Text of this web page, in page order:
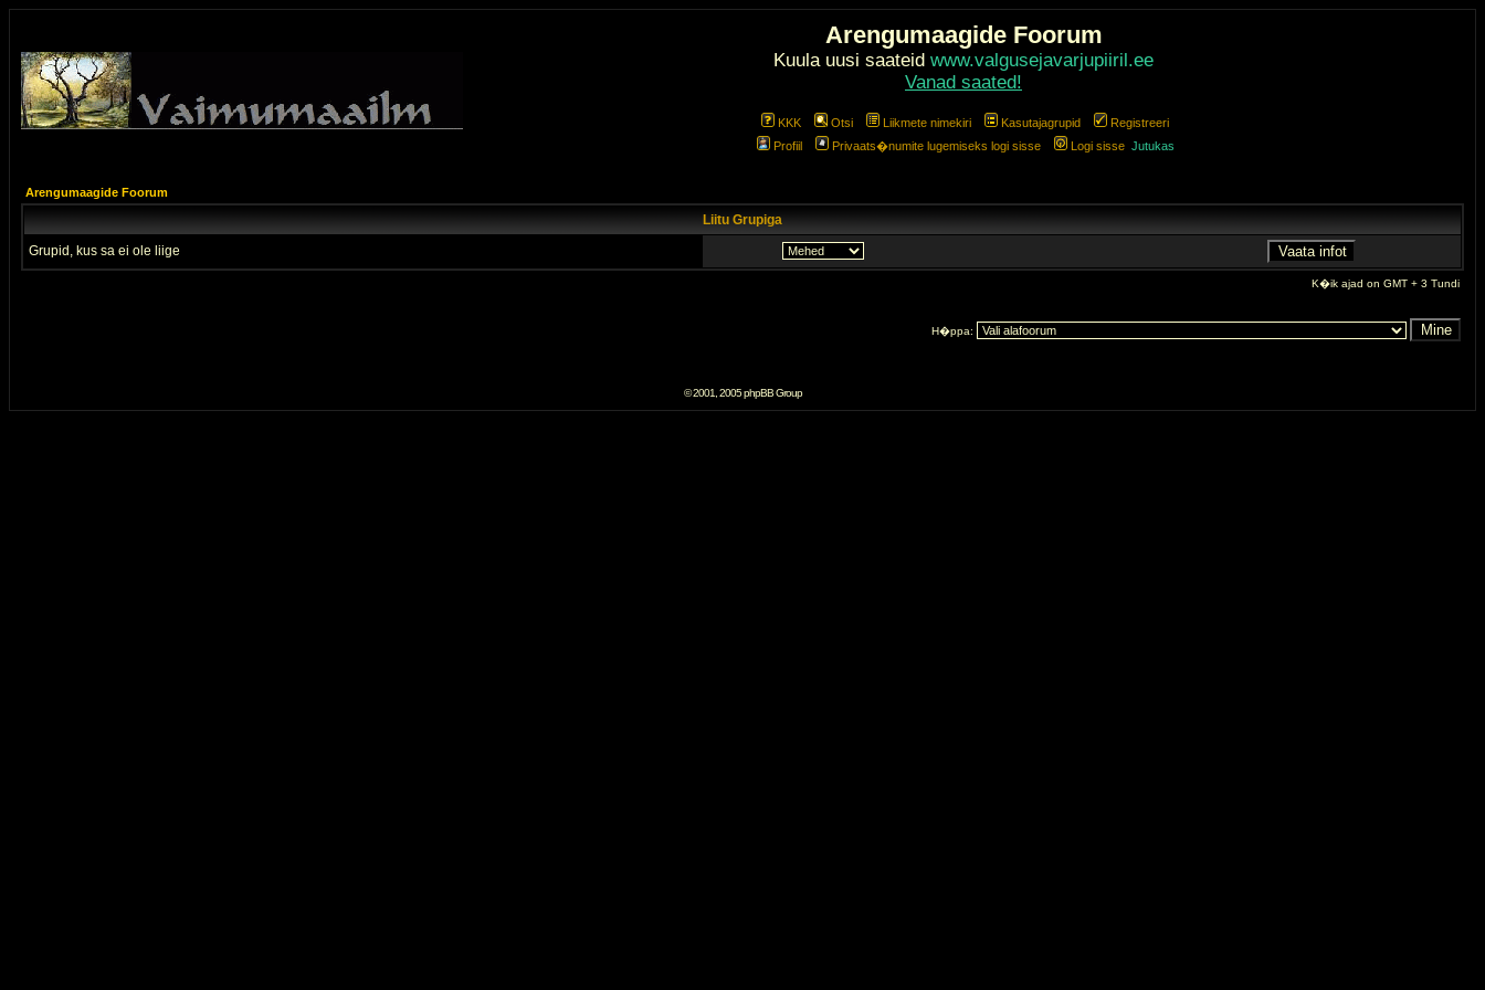
Arengumaagide Foorum
Kuula uusi saateid www.valgusejavarjupiiril.ee
Vanad saated!
KKK Otsi Liikmete nimekiri Kasutajagrupid
Registreeri
Profiil
Privaats�numite lugemiseks logi sisse Logi sisse Jutukas
Arengumaagide Foorum
Liitu Grupiga
Grupid, kus sa ei ole liige
K�ik ajad on GMT + 3 Tundi
H�ppa:
© 2001, 2005 phpBB Group